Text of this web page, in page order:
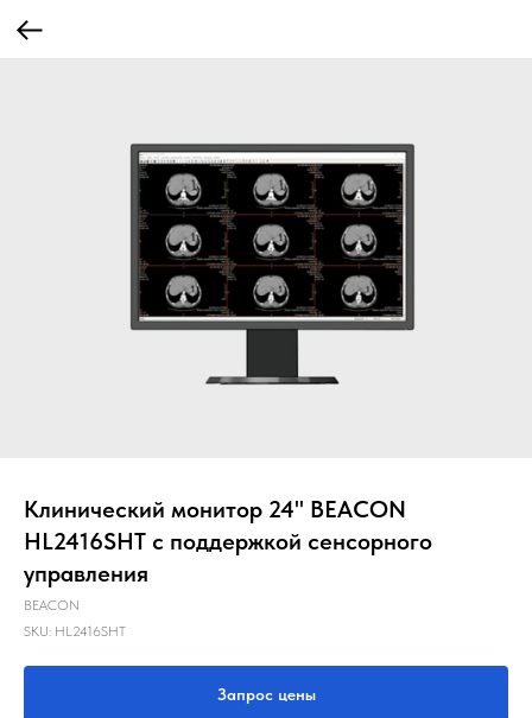
Клинический монитор 24" BEACON
HL2416SHT с поддержкой сенсорного
управления
BEACON
SKU: HL2416SHT
Запрос цены